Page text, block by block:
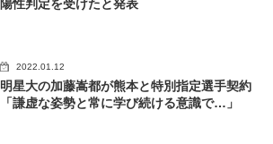
陽性判定を受けたと発表
2022.01.12
明星大の加藤嵩都が熊本と特別指定選手契約
「謙虚な姿勢と常に学び続ける意識で…」